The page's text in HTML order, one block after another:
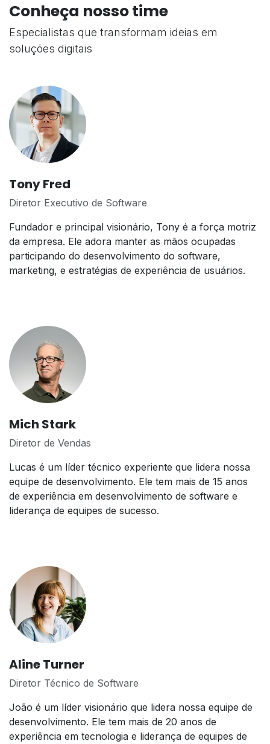
Conheça nosso time
Especialistas que transformam ideias em
soluções digitais
Tony Fred
Diretor Executivo de Software
Fundador e principal visionário, Tony é a força motriz
da empresa. Ele adora manter as mãos ocupadas
participando do desenvolvimento do software,
marketing, e estratégias de experiência de usuários.
Mich Stark
Diretor de Vendas
Lucas é um líder técnico experiente que lidera nossa
equipe de desenvolvimento. Ele tem mais de 15 anos
de experiência em desenvolvimento de software e
liderança de equipes de sucesso.
Aline Turner
Diretor Técnico de Software
João é um líder visionário que lidera nossa equipe de
desenvolvimento. Ele tem mais de 20 anos de
experiência em tecnologia e liderança de equipes de